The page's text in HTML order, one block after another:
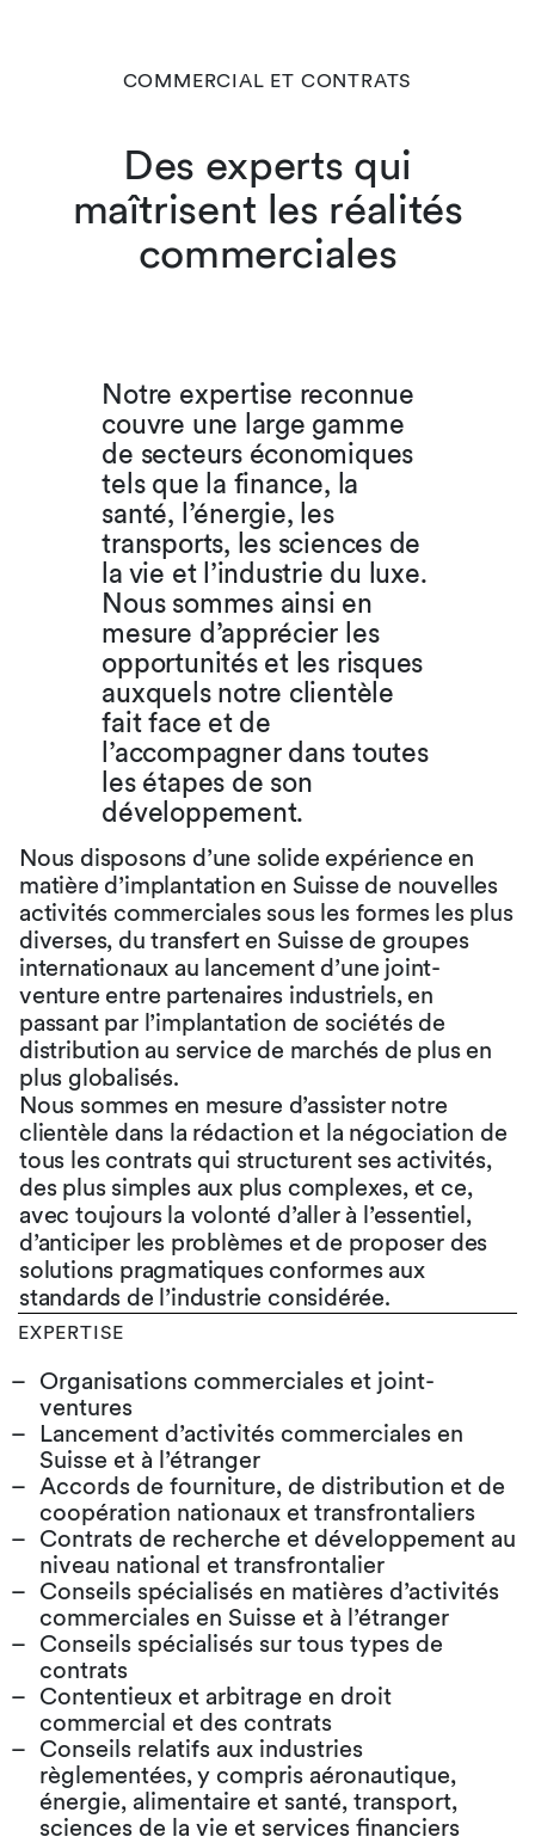
COMMERCIAL ET CONTRATS
Des experts qui
maîtrisent les réalités
commerciales
Notre expertise reconnue
couvre une large gamme
de secteurs économiques
tels que la finance, la
santé, l’énergie, les
transports, les sciences de
la vie et l’industrie du luxe.
Nous sommes ainsi en
mesure d’apprécier les
opportunités et les risques
auxquels notre clientèle
fait face et de
l’accompagner dans toutes
les étapes de son
développement.
Nous disposons d’une solide expérience en
matière d’implantation en Suisse de nouvelles
activités commerciales sous les formes les plus
diverses, du transfert en Suisse de groupes
internationaux au lancement d’une joint-
venture entre partenaires industriels, en
passant par l’implantation de sociétés de
distribution au service de marchés de plus en
plus globalisés.
Nous sommes en mesure d’assister notre
clientèle dans la rédaction et la négociation de
tous les contrats qui structurent ses activités,
des plus simples aux plus complexes, et ce,
avec toujours la volonté d’aller à l’essentiel,
d’anticiper les problèmes et de proposer des
solutions pragmatiques conformes aux
standards de l’industrie considérée.
EXPERTISE
Organisations commerciales et joint-
ventures
Lancement d’activités commerciales en
Suisse et à l’étranger
Accords de fourniture, de distribution et de
coopération nationaux et transfrontaliers
Contrats de recherche et développement au
niveau national et transfrontalier
Conseils spécialisés en matières d’activités
commerciales en Suisse et à l’étranger
Conseils spécialisés sur tous types de
contrats
Contentieux et arbitrage en droit
commercial et des contrats
Conseils relatifs aux industries
règlementées, y compris aéronautique,
énergie, alimentaire et santé, transport,
sciences de la vie et services financiers